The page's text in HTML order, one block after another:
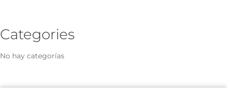
Categories
No hay categorías